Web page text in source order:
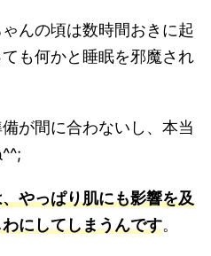
んの頃は数時間おきに起
も何かと睡眠を邪魔され
が間に合わないし、本当
やっぱり肌にも影響を及
にしてしまうんです。